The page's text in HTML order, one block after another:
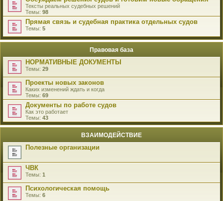
Тексты реальных судебных решений
Темы: 98
Прямая связь и судебная практика отдельных судов
Темы: 5
Правовая база
НОРМАТИВНЫЕ ДОКУМЕНТЫ
Темы: 29
Проекты новых законов
Каких изменений ждать и когда
Темы: 69
Документы по работе судов
Как это работает
Темы: 43
ВЗАИМОДЕЙСТВИЕ
Полезные организации
ЧВК
Темы: 1
Психологическая помощь
Темы: 6